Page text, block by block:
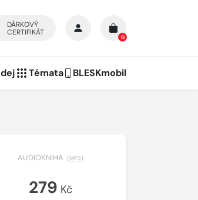
DÁRKOVÝ
CERTIFIKÁT
0
Témata BLESKmobil
AUDIOKNIHA (MP3)
279 Kč